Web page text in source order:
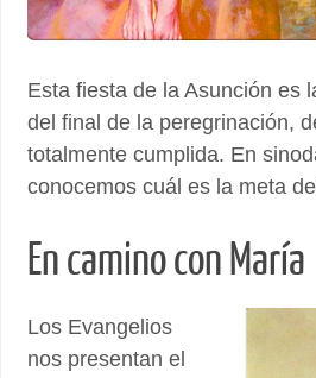
Esta fiesta de la Asunción es
del final de la peregrinación,
totalmente cumplida. En
conocemos cuál es la meta
En camino con María
Los Evangelios
nos presentan el